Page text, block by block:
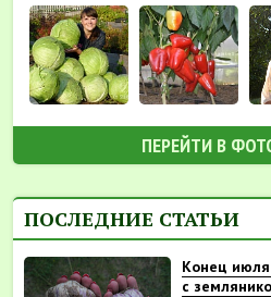
ПЕРЕЙТИ В
ПОСЛЕДНИЕ СТАТЬИ
Конец июля
с